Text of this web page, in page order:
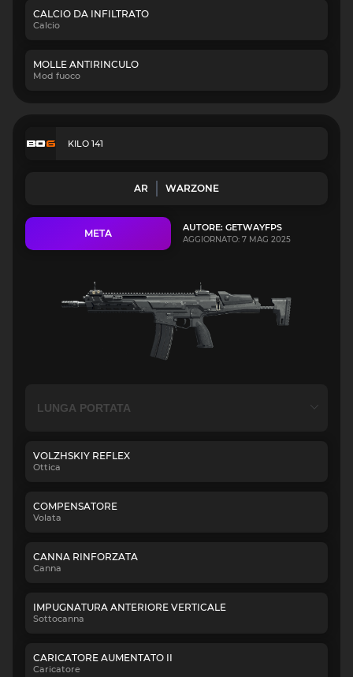
CALCIO DA INFILTRATO
Calcio
MOLLE ANTIRINCULO
Mod fuoco
KILO 141
AR WARZONE
META AUTORE: GETWAYFPS
AGGIORNATO: 7 MAG 2025
VOLZHSKIY REFLEX
Ottica
COMPENSATORE
Volata
CANNA RINFORZATA
Canna
IMPUGNATURA ANTERIORE VERTICALE
Sottocanna
CARICATORE AUMENTATO II
Caricatore